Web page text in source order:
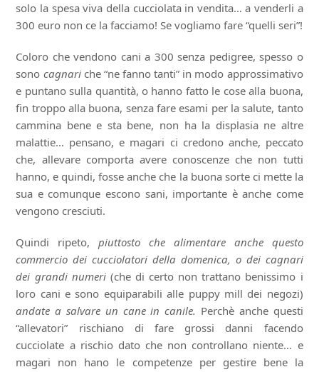
solo la spesa viva della cucciolata in vendita… a venderli a
300 euro non ce la facciamo! Se vogliamo fare “quelli seri”!
Coloro che vendono cani a 300 senza pedigree, spesso o
sono cagnariche “ne fanno tanti” in modo approssimativo
e puntano sulla quantità, o hanno fatto le cose alla buona,
fin troppo alla buona, senza fare esami per la salute, tanto
cammina bene e sta bene, non ha la displasia ne altre
malattie… pensano, e magari ci credono anche, peccato
che, allevare comporta avere conoscenze che non tutti
hanno, e quindi, fosse anche che la buona sorte ci mette la
sua e comunque escono sani, importante è anche come
vengono cresciuti.
Quindi ripeto,piuttosto che alimentare anche questo
commercio dei cucciolatori della domenica, o dei cagnari
dei grandi numeri(che di certo non trattano benissimo i
loro cani e sono equiparabili alle puppy mill dei negozi)
andate a salvare un cane in canile. Perchè anche questi
“allevatori” rischiano di fare grossi danni facendo
cucciolate a rischio dato che non controllano niente… e
magari non hano le competenze per gestire bene la